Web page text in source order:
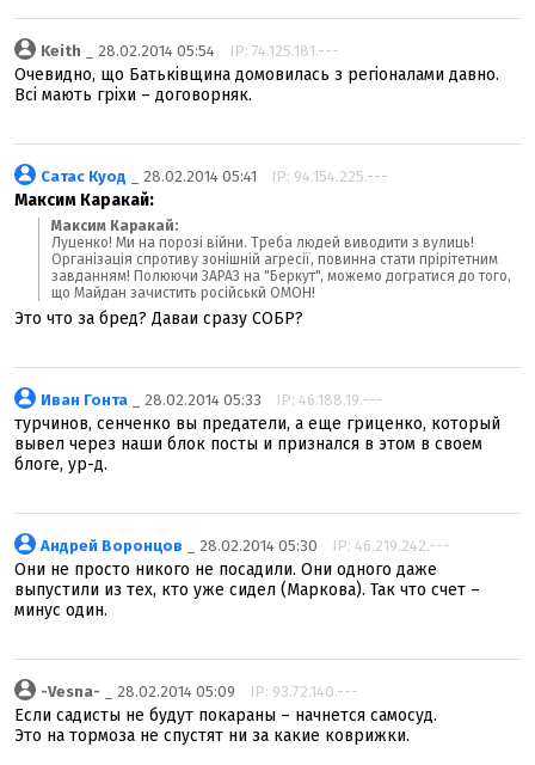
Keith _ 28.02.2014 05:54 IP: 74.125.181.---
Очевидно, що Батьківщина домовилась з регіоналами давно.
Всі мають гріхи – договорняк.
Сатас Куод _ 28.02.2014 05:41 IP: 94.154.225.---
Максим Каракай:
Максим Каракай:
Луценко! Ми на порозі війни. Треба людей виводити з вулиць!
Організація спротиву зонішній агресії, повинна стати прірітетним
завданням! Полюючи ЗАРАЗ на "Беркут", можемо догратися до того,
що Майдан зачистить російськй ОМОН!
Это что за бред? Даваи сразу СОБР?
Иван Гонта _ 28.02.2014 05:33 IP: 46.188.19.---
турчинов, сенченко вы предатели, а еще гриценко, который
вывел через наши блок посты и признался в этом в своем
блоге, ур-д.
Андрей Воронцов _ 28.02.2014 05:30 IP: 46.219.242.---
Они не просто никого не посадили. Они одного даже
выпустили из тех, кто уже сидел (Маркова). Так что счет –
минус один.
-Vesna- _ 28.02.2014 05:09 IP: 93.72.140.---
Если садисты не будут покараны – начнется самосуд.
Это на тормоза не спустят ни за какие коврижки.